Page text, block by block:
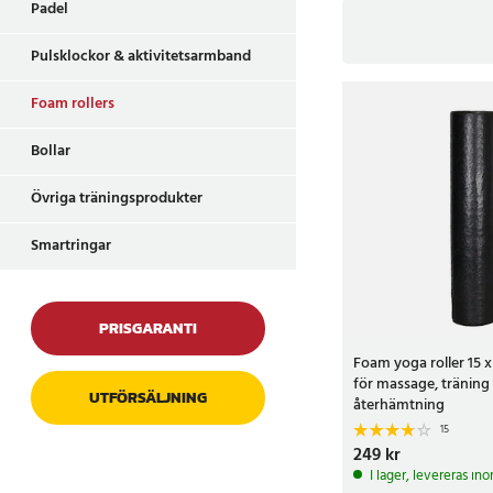
Padel
Pulsklockor & aktivitetsarmband
Foam rollers
Bollar
Övriga träningsprodukter
Smartringar
PRISGARANTI
UTFÖRSÄLJNING
Effektiv
Att göra
variera mellan
Massagebollen
På 24.se får du
och en
Foam yoga roller 15
för massage,
återhämtning
15
Pris: 249 kr
249 kr
I lager, levereras